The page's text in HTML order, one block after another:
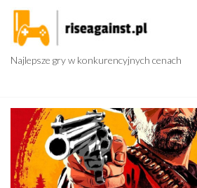
Przejdź
treści
Najlepsze gry w konkurencyjnych cenach